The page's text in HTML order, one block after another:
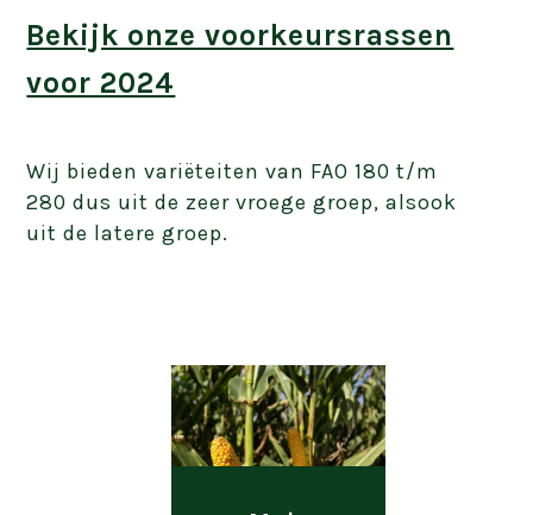
Bekijk onze voorkeursrassen
voor 2024
Wij bieden variëteiten van FAO 180 t/m
280 dus uit de zeer vroege groep, alsook
uit de latere groep.